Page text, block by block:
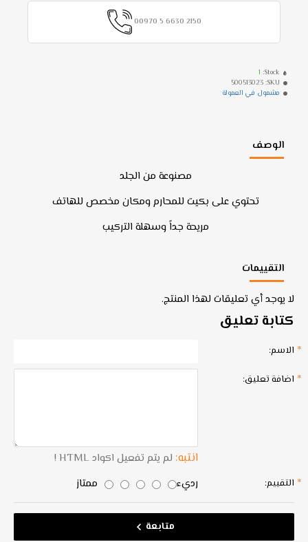
Stock:
1
SKU:
500513023
مشمول في العمولة
00970 5 6630 2150
الوصف
مصنوعة من الجلد
تحتوي على بكيت للمحارم ومكان مخصص للهاتف
مريحة جداً وسهلة التركيب
التقييمات
لا يوجد أي تعليقات لهذا المنتج.
كتابة تعليق
الاسم:
اضافة تعليق:
انتبه: لم يتم تفعيل اكواد HTML !
التقييم: رديء ممتاز
متابعة